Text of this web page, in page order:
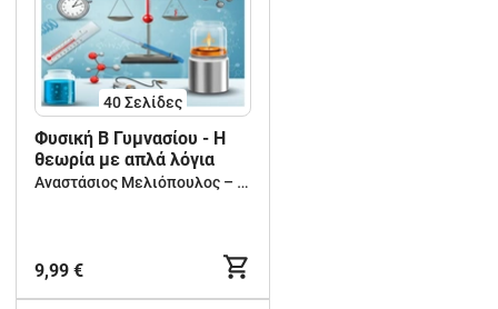
40Σελίδες
Φυσική Β Γυμνασίου - Η
θεωρία με απλά λόγια
Αναστάσιος Μελιόπουλος – Δημιουργική Μάθηση για Νηπιαγωγείο, Δημοτικό & Γυμνάσιο
9,99 €